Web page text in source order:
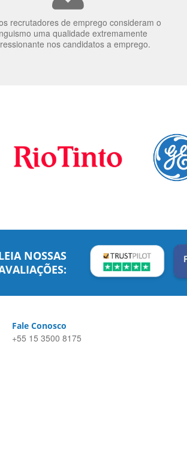
recrutadores de emprego consideram o
uma qualidade extremamente
nos candidatos a emprego.
NOSSAS
Fale Conosco
+55 15 3500 8175